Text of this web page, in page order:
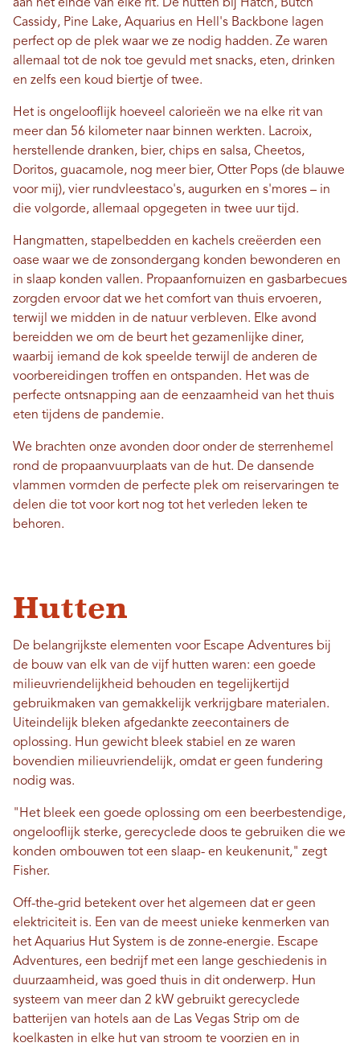
aan het einde van elke rit. De hutten bij Hatch, Butch
Cassidy, Pine Lake, Aquarius en Hell's Backbone lagen
perfect op de plek waar we ze nodig hadden. Ze waren
allemaal tot de nok toe gevuld met snacks, eten, drinken
en zelfs een koud biertje of twee.
Het is ongelooflijk hoeveel calorieën we na elke rit van
meer dan 56 kilometer naar binnen werkten. Lacroix,
herstellende dranken, bier, chips en salsa, Cheetos,
Doritos, guacamole, nog meer bier, Otter Pops (de blauwe
voor mij), vier rundvleestaco's, augurken en s'mores – in
die volgorde, allemaal opgegeten in twee uur tijd.
Hangmatten, stapelbedden en kachels creëerden een
oase waar we de zonsondergang konden bewonderen en
in slaap konden vallen. Propaanfornuizen en gasbarbecues
zorgden ervoor dat we het comfort van thuis ervoeren,
terwijl we midden in de natuur verbleven. Elke avond
bereidden we om de beurt het gezamenlijke diner,
waarbij iemand de kok speelde terwijl de anderen de
voorbereidingen troffen en ontspanden. Het was de
perfecte ontsnapping aan de eenzaamheid van het thuis
eten tijdens de pandemie.
We brachten onze avonden door onder de sterrenhemel
rond de propaanvuurplaats van de hut. De dansende
vlammen vormden de perfecte plek om reiservaringen te
delen die tot voor kort nog tot het verleden leken te
behoren.
Hutten
De belangrijkste elementen voor Escape Adventures bij
de bouw van elk van de vijf hutten waren: een goede
milieuvriendelijkheid behouden en tegelijkertijd
gebruikmaken van gemakkelijk verkrijgbare materialen.
Uiteindelijk bleken afgedankte zeecontainers de
oplossing. Hun gewicht bleek stabiel en ze waren
bovendien milieuvriendelijk, omdat er geen fundering
nodig was.
"Het bleek een goede oplossing om een ​​beerbestendige,
ongelooflijk sterke, gerecyclede doos te gebruiken die we
konden ombouwen tot een slaap- en keukenunit," zegt
Fisher.
Off-the-grid betekent over het algemeen dat er geen
elektriciteit is. Een van de meest unieke kenmerken van
het Aquarius Hut System is de zonne-energie. Escape
Adventures, een bedrijf met een lange geschiedenis in
duurzaamheid, was goed thuis in dit onderwerp. Hun
systeem van meer dan 2 kW gebruikt gerecyclede
batterijen van hotels aan de Las Vegas Strip om de
koelkasten in elke hut van stroom te voorzien en in